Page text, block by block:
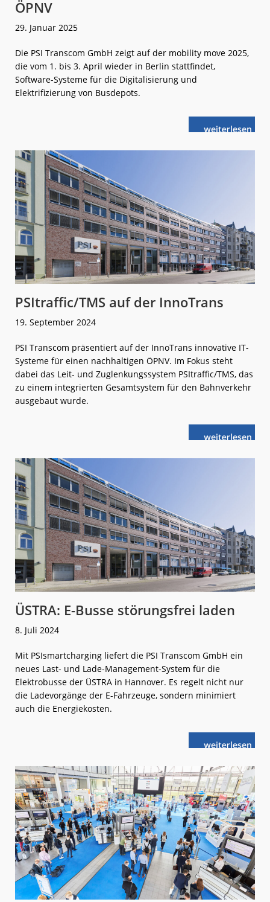
ÖPNV
29. Januar 2025
Die PSI Transcom GmbH zeigt auf der mobility move 2025,
die vom 1. bis 3. April wieder in Berlin stattfindet,
Software-Systeme für die Digitalisierung und
Elektrifizierung von Busdepots.
weiterlese
nSmarte
einen
sauberen
PSItraffic/TMS auf der InnoTrans
19. September 2024
PSI Transcom präsentiert auf der InnoTrans innovative IT-
Systeme für einen nachhaltigen ÖPNV. Im Fokus steht
dabei das Leit- und Zuglenkungssystem PSItraffic/TMS, das
zu einem integrierten Gesamtsystem für den Bahnverkehr
ausgebaut wurde.
weiterlese
nPSItraffic/TMS
ÜSTRA: E-Busse störungsfrei laden
8. Juli 2024
Mit PSIsmartcharging liefert die PSI Transcom GmbH ein
neues Last- und Lade-Management-System für die
Elektrobusse der ÜSTRA in Hannover. Es regelt nicht nur
die Ladevorgänge der E-Fahrzeuge, sondern minimiert
auch die Energiekosten.
weiterlese
nÜSTRA:
laden